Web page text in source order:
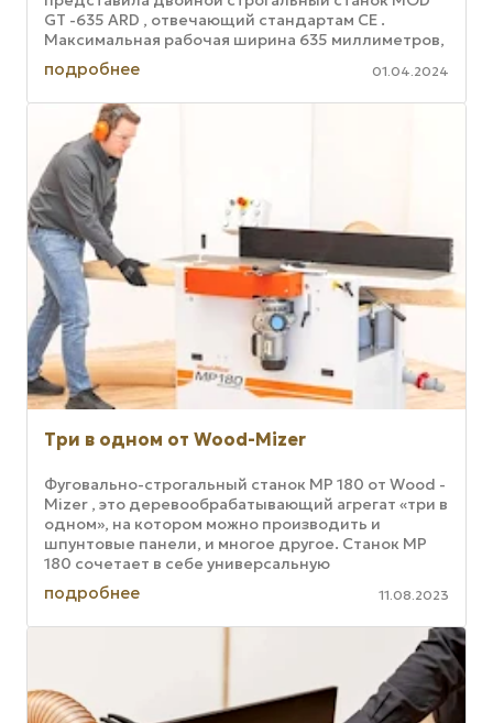
GT -635 ARD , отвечающий стандартам CE .
Максимальная рабочая ширина 635 миллиметров,
максимальная рабочая высота 200 ...
подробнее 01.04.2024
Три в одном от Wood-Mizer
Фуговально-строгальный станок MP 180 от Wood -
Mizer , это деревообрабатывающий агрегат «три в
одном», на котором можно производить и
шпунтовые панели, и многое другое. Станок MP
180 сочетает в себе универсальную
функциональность ...
подробнее 11.08.2023